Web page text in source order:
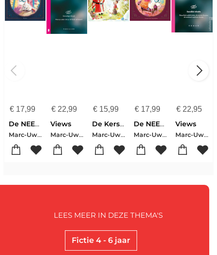
€17,99
De NEEhoarn
Marc-Uwe Kling
€22,99
Views
Marc-Uwe Kling
€ 15,99
De Kersthaas
Marc-Uwe Kling
€ 17,99
De NEEhoorn en het verjaardagsfeestje
Marc-Uwe Kling
€ 22,95
Views
Marc-Uwe Kling
Fictie 4 - 6 jaar
LEES MEER IN DEZE THEMA'S